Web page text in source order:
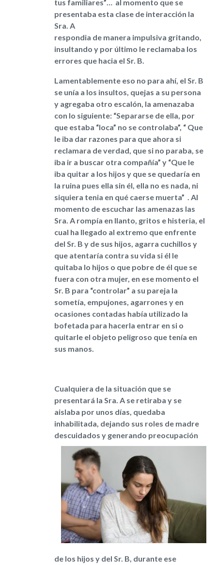
tus familiares”… ​ al momento que se
presentaba esta clase de interacción la
Sra. A
respondia de manera impulsiva gritando,
insultando y por último le reclamaba los
errores que hacia el Sr. B.
Lamentablemente eso no para ahí, el Sr. B
se unía a los insultos, quejas a su persona
y agregaba otro escalón, la amenazaba
con lo siguiente: “​Separarse de ella, por
que estaba “loca” no se controlaba”, “ Que
le iba dar razones para que ahora si
reclamara de verdad, que si no paraba, se
iba ir a buscar otra compañía” y “Que le
iba quitar a los hijos y que se quedaría en
la ruina pues ella sin él, ella no es nada, ni
siquiera tenia en qué caerse muerta” ​ . Al
momento de escuchar las amenazas las
Sra. A rompía en llanto, gritos e histeria, el
cual ha llegado al extremo que enfrente
del Sr. B y de sus hijos, agarra cuchillos y
que atentaría contra su vida si él le
quitaba lo hijos o que pobre de él que se
fuera con otra mujer, en ese momento el
Sr. B para “controlar” a su pareja la
sometía, empujones, agarrones y en
ocasiones contadas había utilizado la
bofetada para hacerla entrar en si o
quitarle el objeto peligroso que tenía en
sus manos.
Cualquiera de la situación que se
presentará la Sra. A se retiraba y se
aislaba por unos días, quedaba
inhabilitada, dejando sus roles de madre
descuidados y generando preocupación
de los hijos y del Sr. B, durante ese